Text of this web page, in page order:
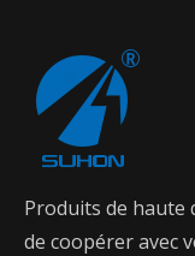
Produits de haute
de coopérer avec